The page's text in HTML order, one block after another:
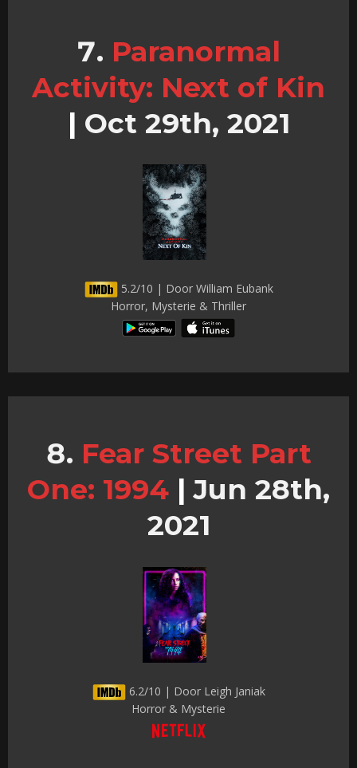
Paranormal
Activity: Next of Kin
| Oct 29th, 2021
5.2/10 | Door William Eubank
Horror, Mysterie & Thriller
Fear Street Part
One: 1994 | Jun 28th,
2021
6.2/10 | Door Leigh Janiak
Horror & Mysterie